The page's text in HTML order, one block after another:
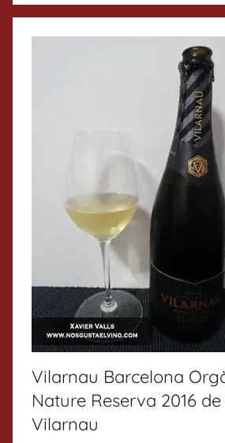
Vilarnau Barcelona
Nature Reserva 2016
Vilarnau